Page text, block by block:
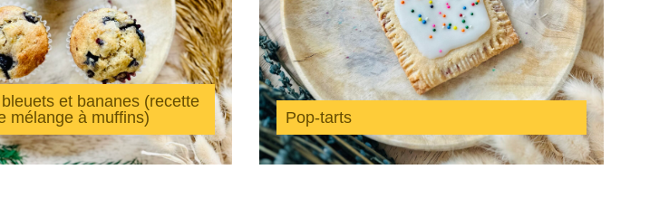
et bananes (recette
mélange à muffins)
Pop-tarts